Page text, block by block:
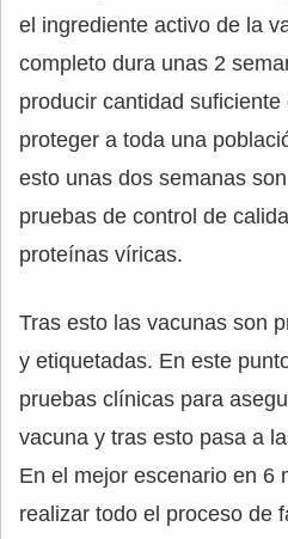
el ingrediente activo de la
completo dura unas 2
producir cantidad
proteger a toda una
esto unas dos semanas
pruebas de control de
proteínas víricas.
Tras esto las vacunas son
y etiquetadas. En este
pruebas clínicas para
vacuna y tras esto pasa a
En el mejor escenario en 6
realizar todo el proceso de